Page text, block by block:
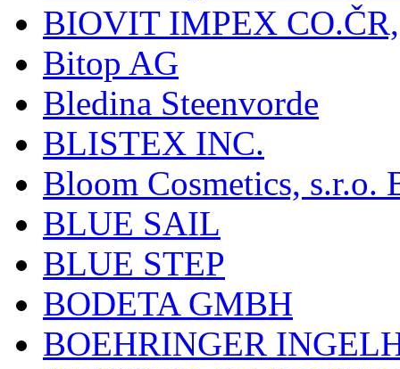
BIOVIT IMPEX
Bitop AG
Bledina Steenvorde
BLISTEX INC.
Bloom Cosmetics, s.r.o.
BLUE SAIL
BLUE STEP
BODETA GMBH
BOEHRINGER